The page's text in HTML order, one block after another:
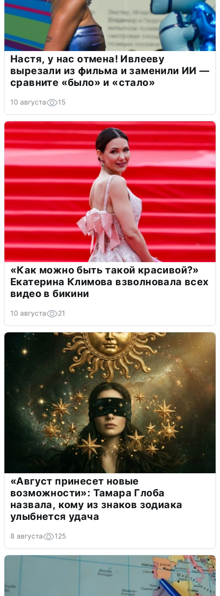
Настя, у нас отмена! Ивлееву
вырезали из фильма и заменили ИИ —
сравните «было» и «стало»
10 августа 15
«Как можно быть такой красивой?»
Екатерина Климова взволновала всех
видео в бикини
10 августа 21
«Август принесет новые
возможности»: Тамара Глоба
назвала, кому из знаков зодиака
улыбнется удача
8 августа 125